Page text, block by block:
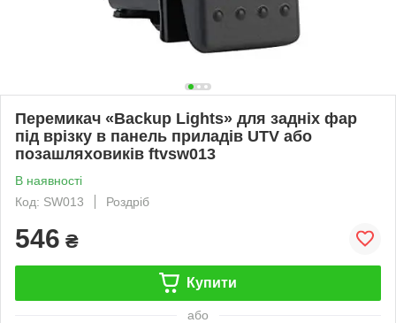
Перемикач «Backup Lights» для задніх фар
під врізку в панель приладів UTV або
позашляховиків ftvsw013
В наявності
Код: SW013
Роздріб
546 ₴
Купити
або